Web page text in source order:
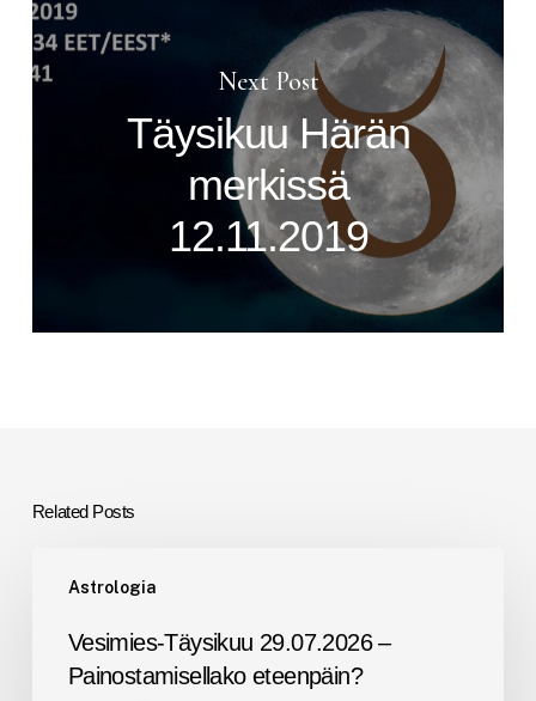
Next Post
Täysikuu Härän
merkissä
12.11.2019
Related Posts
Astrologia
Täysikuu
Painostamisellako
Vesimies-Täysikuu 29.07.2026 –
Painostamisellako eteenpäin?